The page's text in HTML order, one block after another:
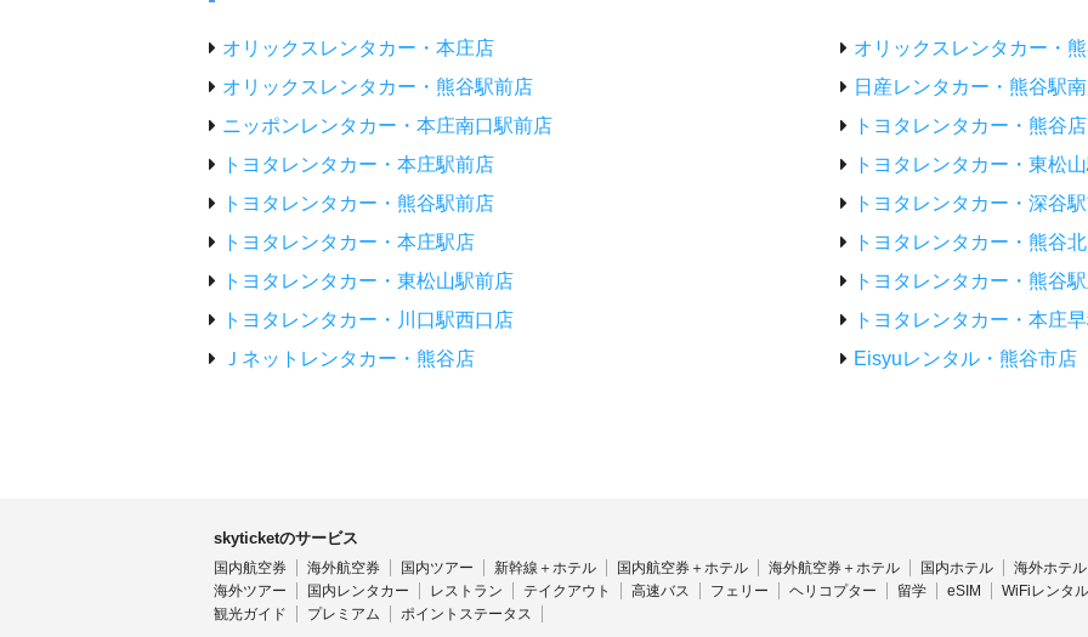
オリックスレンタカー・本庄店
オリックスレンタカー・
オリックスレンタカー・熊谷駅前店
日産レンタカー・熊谷駅
ニッポンレンタカー・本庄南口駅前店
トヨタレンタカー・熊谷店
トヨタレンタカー・本庄駅前店
トヨタレンタカー・東松
トヨタレンタカー・熊谷駅前店
トヨタレンタカー・深谷
トヨタレンタカー・本庄駅店
トヨタレンタカー・熊谷
トヨタレンタカー・東松山駅前店
トヨタレンタカー・熊谷
トヨタレンタカー・川口駅西口店
トヨタレンタカー・本庄
Ｊネットレンタカー・熊谷店
Eisyuレンタル・熊谷市店